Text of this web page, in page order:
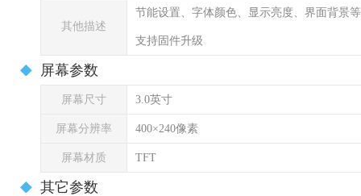
其他描述
节能设置、字体颜色、显示亮度、界面背景
支持固件升级
屏幕参数
屏幕尺寸 3.0英寸
屏幕分辨率 400×240像素
屏幕材质 TFT
其它参数